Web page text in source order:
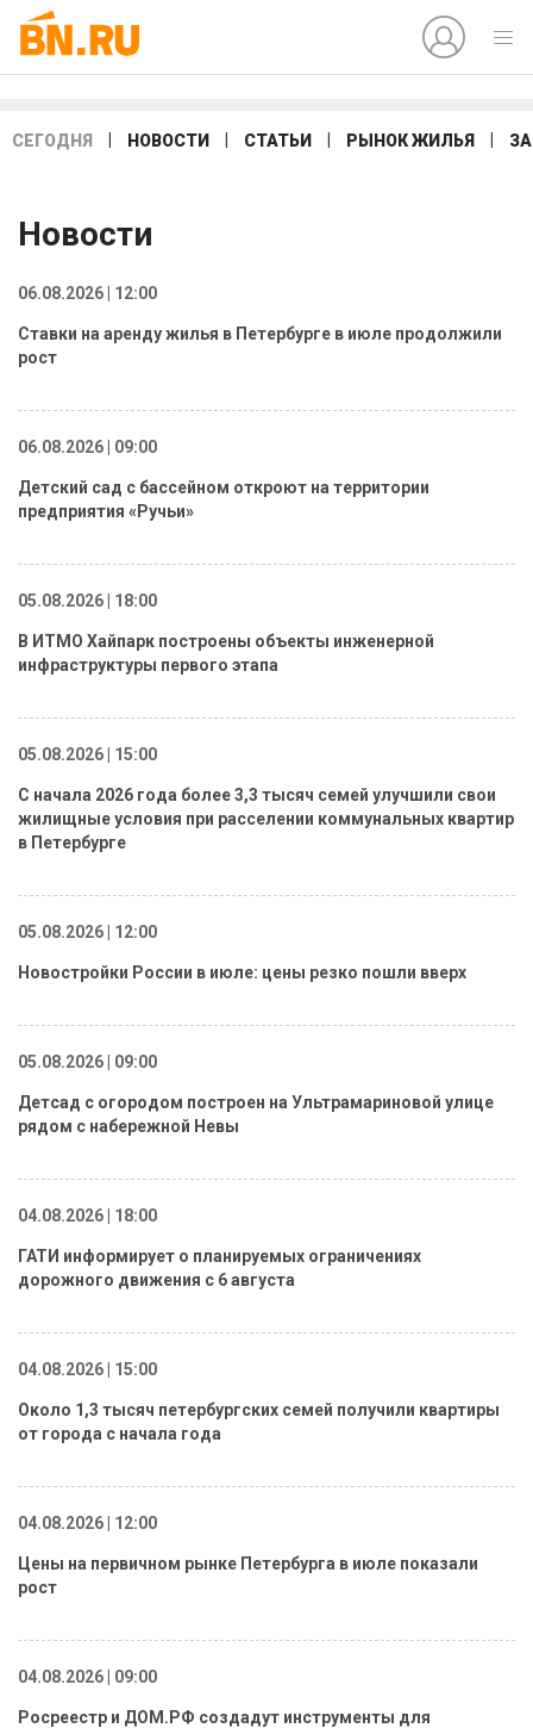
СЕГОДНЯ НОВОСТИ СТАТЬИ РЫНОК ЖИЛЬЯ
Новости
06.08.2026 | 12:00
Ставки на аренду жилья в Петербурге в июле продолжили
рост
06.08.2026 | 09:00
Детский сад с бассейном откроют на территории
предприятия «Ручьи»
05.08.2026 | 18:00
В ИТМО Хайпарк построены объекты инженерной
инфраструктуры первого этапа
05.08.2026 | 15:00
С начала 2026 года более 3,3 тысяч семей улучшили свои
жилищные условия при расселении коммунальных квартир
в Петербурге
05.08.2026 | 12:00
Новостройки России в июле: цены резко пошли вверх
05.08.2026 | 09:00
Детсад с огородом построен на Ультрамариновой улице
рядом с набережной Невы
04.08.2026 | 18:00
ГАТИ информирует о планируемых ограничениях
дорожного движения с 6 августа
04.08.2026 | 15:00
Около 1,3 тысяч петербургских семей получили квартиры
от города с начала года
04.08.2026 | 12:00
Цены на первичном рынке Петербурга в июле показали
рост
04.08.2026 | 09:00
Росреестр и ДОМ.РФ создадут инструменты для